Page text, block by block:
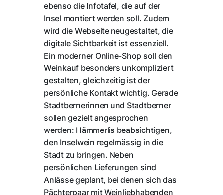
ebenso die Infotafel, die auf der
Insel montiert werden soll. Zudem
wird die Webseite neugestaltet, die
digitale Sichtbarkeit ist essenziell.
Ein moderner Online-Shop soll den
Weinkauf besonders unkompliziert
gestalten, gleichzeitig ist der
persönliche Kontakt wichtig. Gerade
Stadtbernerinnen und Stadtberner
sollen gezielt angesprochen
werden: Hämmerlis beabsichtigen,
den Inselwein regelmässig in die
Stadt zu bringen. Neben
persönlichen Lieferungen sind
Anlässe geplant, bei denen sich das
Pächterpaar mit Weinliebhabenden